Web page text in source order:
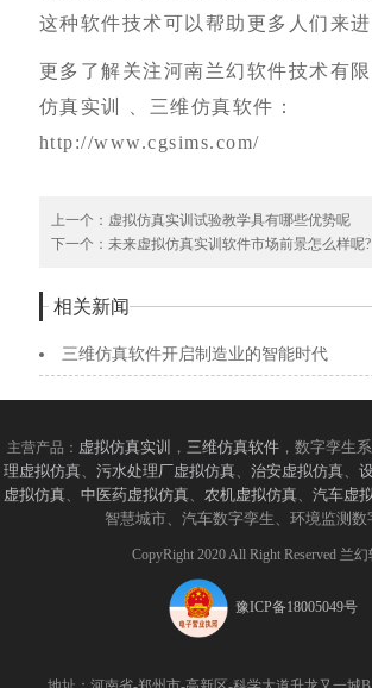
这种软件技术可以帮助更多人们来进
更多了解关注河南兰幻软件技术有
仿真实训 、三维仿真软件：
http://www.cgsims.com/
上一个： 虚拟仿真实训试验教学具有哪些优势呢
下一个： 未来虚拟仿真实训软件市场前景怎么样呢?
相关新闻
三维仿真软件开启制造业的智能时代
主营产品： 虚拟仿真实训 ， 三维仿真软件，数字孪生
理虚拟仿真、 污水处理厂虚拟仿真、 治安虚拟仿真、
虚拟仿真、 中医药虚拟仿真、 农机虚拟仿真、 汽车虚
智慧城市、汽车数字孪生、环境监测数
CopyRight 2020 All Right Reserved 兰
豫ICP备18005049号